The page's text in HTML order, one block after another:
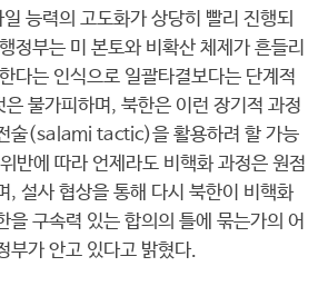
능력의 고도화가 상당히 빨리 진행되
정부는 미 본토와 비확산 체제가 흔들리
다는 인식으로 일괄타결보다는 단계적
불가피하며, 북한은 이런 장기적 과정
술(salami tactic)을 활용하려 할 가능
반에 따라 언제라도 비핵화 과정은 원점
, 설사 협상을 통해 다시 북한이 비핵화
을 구속력 있는 합의의 틀에 묶는가의 어
부가 안고 있다고 밝혔다.